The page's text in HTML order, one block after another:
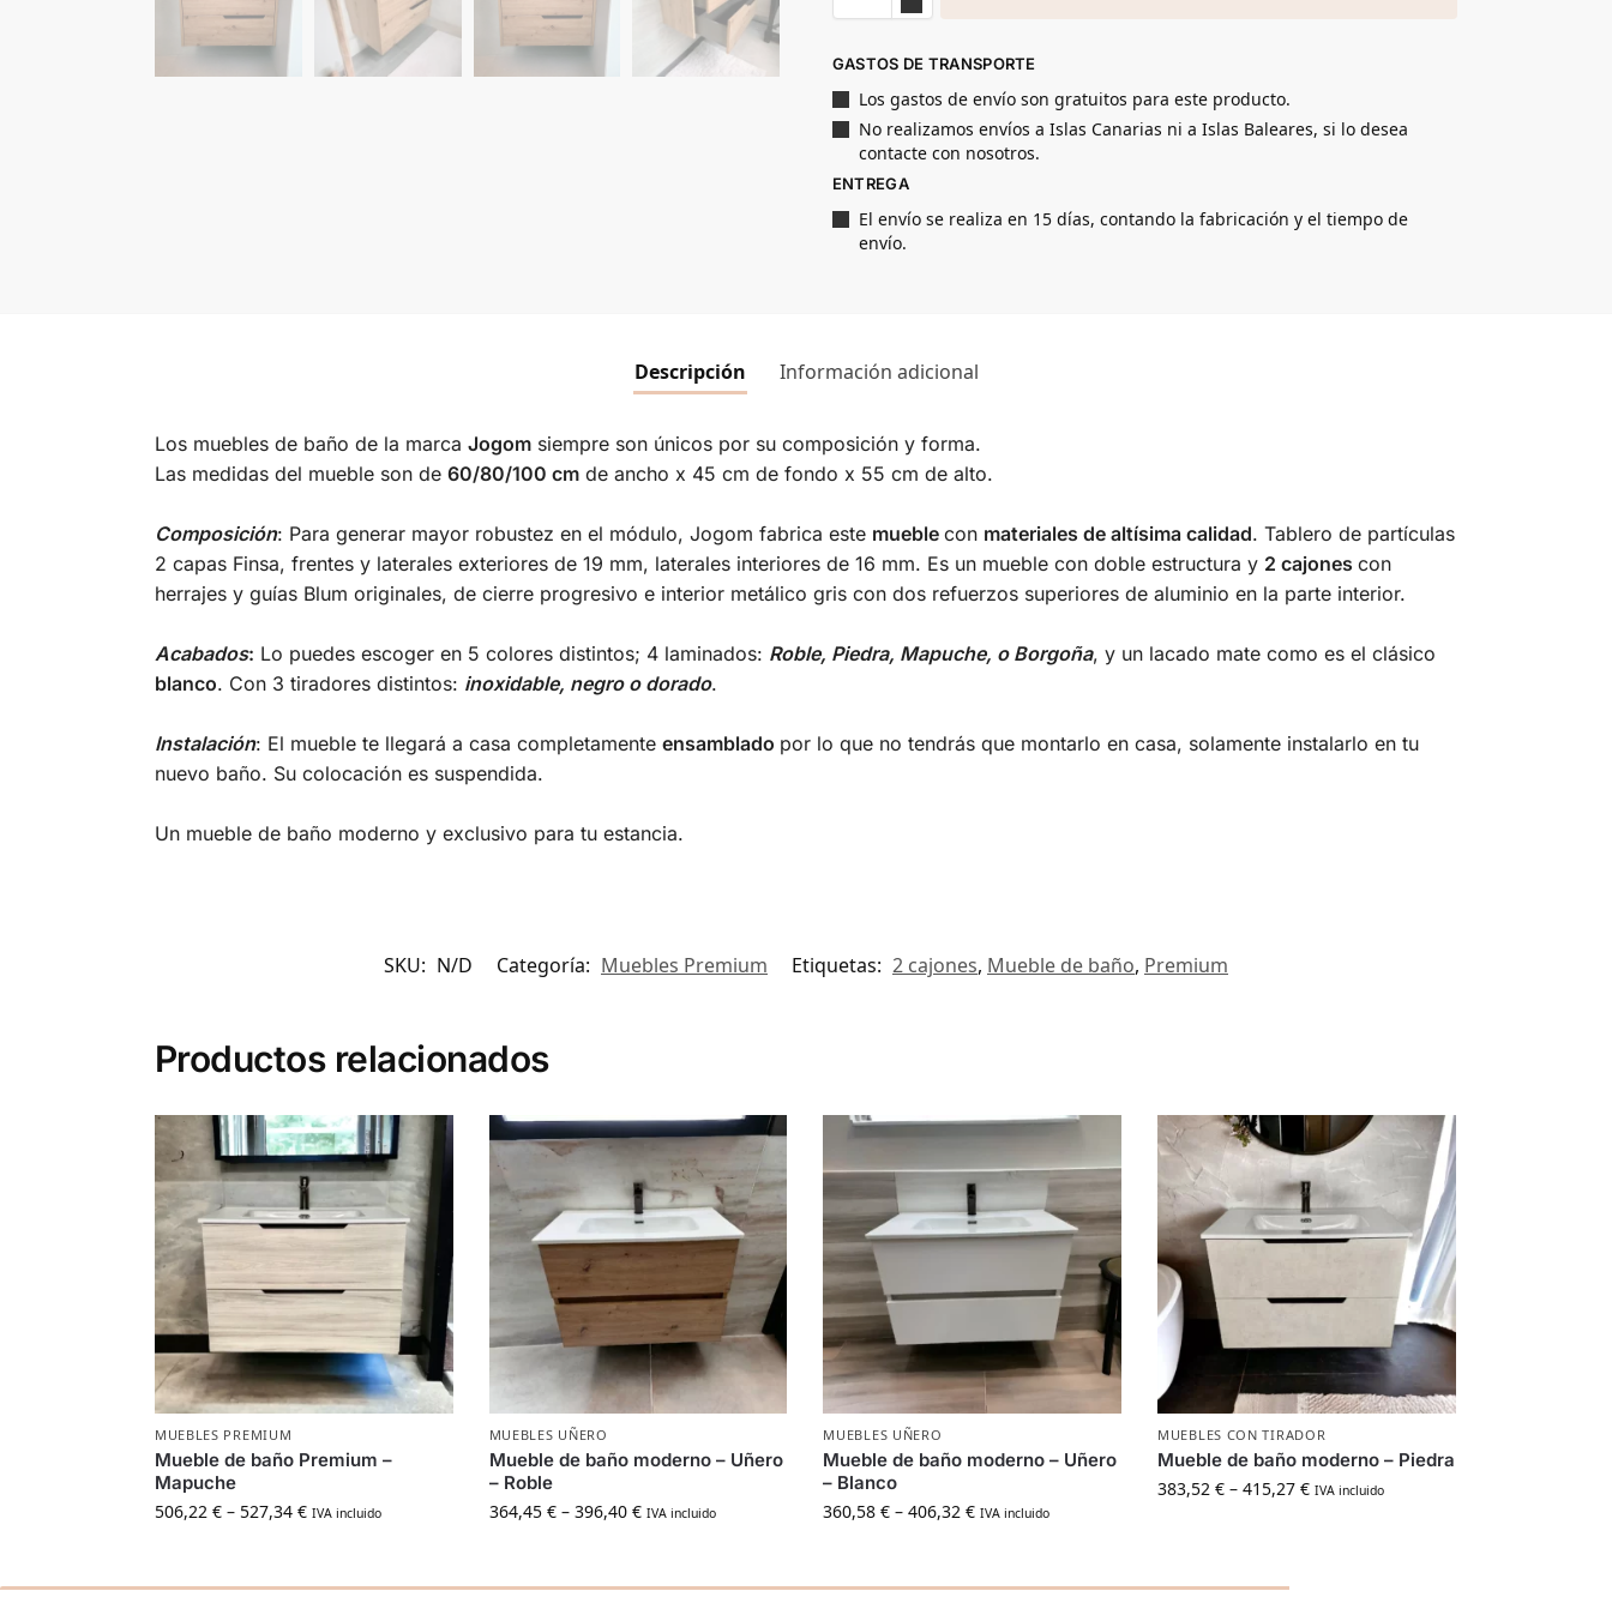
GASTOS DE TRANSPORTE
Los gastos de envío son gratuitos para este producto.
No realizamos envíos a Islas Canarias ni a Islas Baleares, si lo desea
contacte con nosotros.
ENTREGA
El envío se realiza en 15 días, contando la fabricación y el tiempo de
envío.
Descripción Información adicional
Los muebles de baño de la marca Jogomsiempre son únicos por su composición y forma.
Las medidas del mueble son de 60/80/100 cmde ancho x 45 cm de fondo x 55 cm de alto.
Composición: Para generar mayor robustez en el módulo, Jogom fabrica este mueble con materiales de altísima calidad. Tablero de partículas
2 capas Finsa, frentes y laterales exteriores de 19 mm, laterales interiores de 16 mm. Es un mueble con doble estructura y 2 cajones con
herrajes y guías Blum originales, de cierre progresivo e interior metálico gris con dos refuerzos superiores de aluminio en la parte interior.
Acabados: Lo puedes escoger en 5 colores distintos; 4 laminados: Roble, Piedra, Mapuche, o Borgoña, y un lacado mate como es el clásico
blanco. Con 3 tiradores distintos: inoxidable, negro o dorado.
Instalación: El mueble te llegará a casa completamente ensamblado por lo que no tendrás que montarlo en casa, solamente instalarlo en tu
nuevo baño. Su colocación es suspendida.
Un mueble de baño moderno y exclusivo para tu estancia.
SKU: N/D Categoría: Muebles Premium Etiquetas: 2 cajones, Mueble de baño, Premium
Productos relacionados
MUEBLES PREMIUM
Mueble de baño Premium –
Mapuche
506,22 € – 527,34 € IVA incluido
MUEBLES UÑERO
Mueble de baño moderno – Uñero
– Roble
364,45 € – 396,40 € IVA incluido
MUEBLES UÑERO
Mueble de baño moderno – Uñero
– Blanco
360,58€ – 406,32€ IVA incluido
MUEBLES CON TIRADOR
Mueble de baño moderno – Piedra
383,52€ – 415,27€ IVA incluido